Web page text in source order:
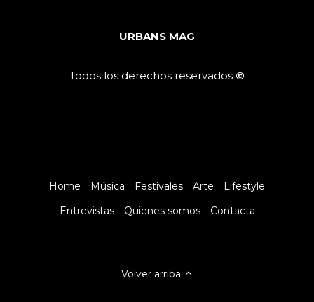
URBANS MAG
Todos los derechos reservados ©
Home Música Festivales Arte
Lifestyle
Entrevistas
Quienes somos Contacta
Volver arriba